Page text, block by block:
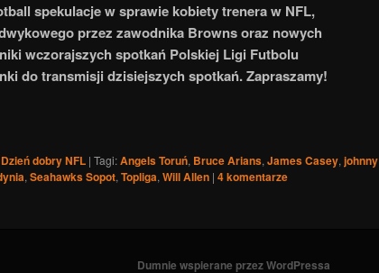
spekulacje w sprawie kobiety trenera w NFL,
przez zawodnika Browns oraz nowych
wczorajszych spotkań Polskiej Ligi Futbolu
do transmisji dzisiejszych spotkań. Zapraszamy!
Dzień dobry NFL | Tagi:Angels Toruń, Bruce Arians, James Casey, johnny
, Seahawks Sopot, Topliga, Will Allen | 4komentarze
Dumnie wspierane przez WordPressa